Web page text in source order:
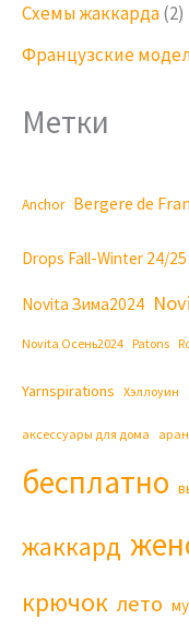
Схемы жаккарда(2)
Французские
Метки
Anchor Bergere de
Drops Fall-Winter 24/25
Novita Зима2024
Novita Осень2024 Patons
Yarnspirations Хэллоуин
аксессуары для дома
бесплатно
жаккард
крючок лето